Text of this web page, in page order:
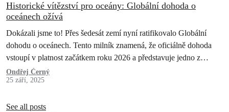
Historické vítězství pro oceány: Globální dohoda o
oceánech ožívá
Dokázali jsme to! Přes šedesát zemí nyní ratifikovalo Globální
dohodu o oceánech. Tento milník znamená, že oficiálně dohoda
vstoupí v platnost začátkem roku 2026 a představuje jedno z
největších vítězství…
Ondřej Černý
25 září, 2025
See all posts